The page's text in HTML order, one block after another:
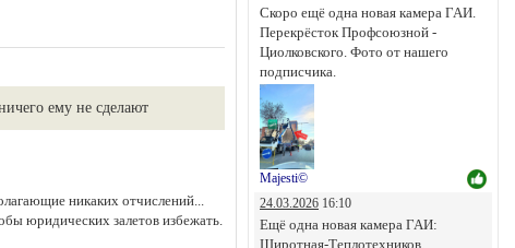
Скоро ещё одна новая камера ГАИ.
Перекрёсток Профсоюзной -
Циолковского. Фото от нашего
подписчика.
Majesti©
24.03.2026 16:10
Ещё одна новая камера ГАИ:
Широтная-Теплотехников.
ему не сделают
никаких отчислений...
юридических залетов избежать.